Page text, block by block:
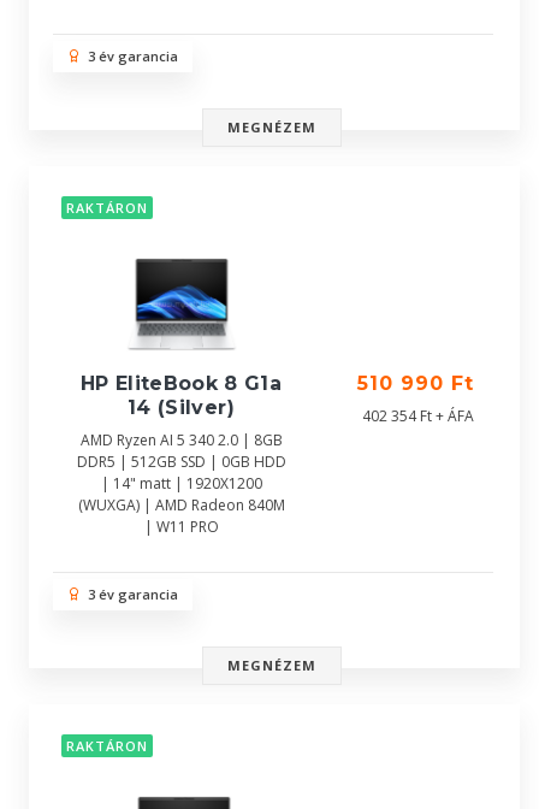
3 év garancia
MEGNÉZEM
RAKTÁRON
HP EliteBook 8 G1a
14 (Silver)
AMD Ryzen AI 5 340 2.0 | 8GB
DDR5 | 512GB SSD | 0GB HDD
| 14" matt | 1920X1200
(WUXGA) | AMD Radeon 840M
| W11 PRO
510 990 Ft
402 354 Ft + ÁFA
3 év garancia
MEGNÉZEM
RAKTÁRON